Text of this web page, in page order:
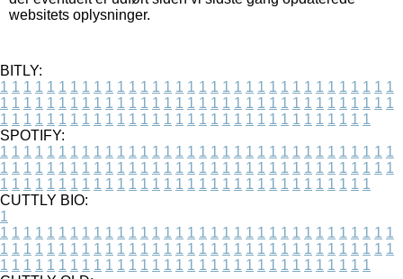
websitets oplysninger.
BITLY:
1 1 1 1 1 1 1 1 1 1 1 1 1 1 1 1 1 1 1 1 1 1 1 1 1 1 1 1 1 1 1 1 1 1
1 1 1 1 1 1 1 1 1 1 1 1 1 1 1 1 1 1 1 1 1 1 1 1 1 1 1 1 1 1 1 1 1 1
1 1 1 1 1 1 1 1 1 1 1 1 1 1 1 1 1 1 1 1 1 1 1 1 1 1 1 1 1 1 1 1
SPOTIFY:
1 1 1 1 1 1 1 1 1 1 1 1 1 1 1 1 1 1 1 1 1 1 1 1 1 1 1 1 1 1 1 1 1 1
1 1 1 1 1 1 1 1 1 1 1 1 1 1 1 1 1 1 1 1 1 1 1 1 1 1 1 1 1 1 1 1 1 1
1 1 1 1 1 1 1 1 1 1 1 1 1 1 1 1 1 1 1 1 1 1 1 1 1 1 1 1 1 1 1 1
CUTTLY BIO:
1
1 1 1 1 1 1 1 1 1 1 1 1 1 1 1 1 1 1 1 1 1 1 1 1 1 1 1 1 1 1 1 1 1 1
1 1 1 1 1 1 1 1 1 1 1 1 1 1 1 1 1 1 1 1 1 1 1 1 1 1 1 1 1 1 1 1 1 1
1 1 1 1 1 1 1 1 1 1 1 1 1 1 1 1 1 1 1 1 1 1 1 1 1 1 1 1 1 1 1 1